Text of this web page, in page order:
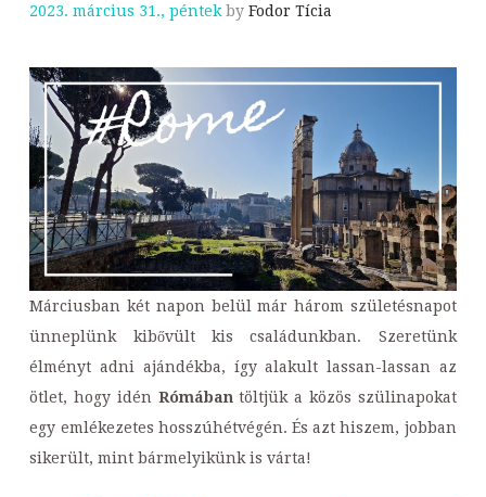
2023. március 31., péntek byFodor Tícia
Márciusban két napon belül már három születésnapot
ünneplünk kibővült kis családunkban. Szeretünk
élményt adni ajándékba, így alakult lassan-lassan az
ötlet, hogy idén Rómában töltjük a közös szülinapokat
egy emlékezetes hosszúhétvégén. És azt hiszem, jobban
sikerült, mint bármelyikünk is várta!